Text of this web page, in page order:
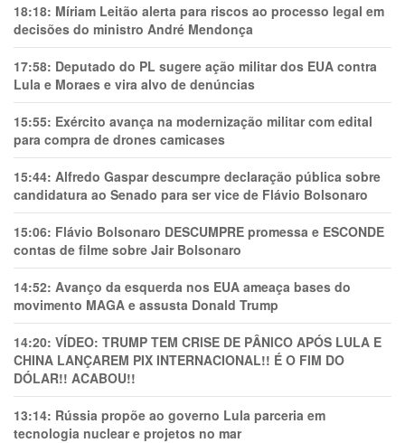
18:18: Míriam Leitão alerta para riscos ao processo legal em
decisões do ministro André Mendonça
17:58: Deputado do PL sugere ação militar dos EUA contra
Lula e Moraes e vira alvo de denúncias
15:55: Exército avança na modernização militar com edital
para compra de drones camicases
15:44: Alfredo Gaspar descumpre declaração pública sobre
candidatura ao Senado para ser vice de Flávio Bolsonaro
15:06: Flávio Bolsonaro DESCUMPRE promessa e ESCONDE
contas de filme sobre Jair Bolsonaro
14:52: Avanço da esquerda nos EUA ameaça bases do
movimento MAGA e assusta Donald Trump
14:20: VÍDEO: TRUMP TEM CRlSE DE PÂNlCO APÓS LULA E
CHINA LANÇAREM PIX INTERNACIONAL!! É O FIM DO
DÓLAR!! ACABOU!!
13:14: Rússia propõe ao governo Lula parceria em
tecnologia nuclear e projetos no mar